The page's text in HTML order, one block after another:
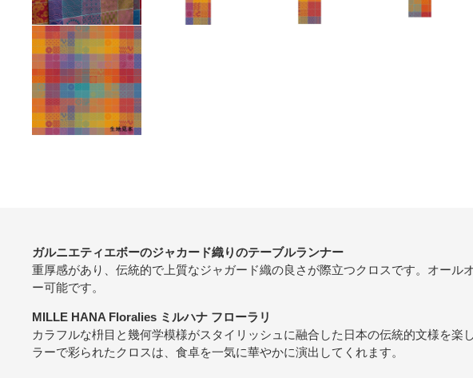
ガルニエティエボーのジャカード織りのテーブルランナー
重厚感があり、伝統的で上質なジャガード織の良さが際立つクロスです。オール
ー可能です。
MILLE HANA Floralies ミルハナ フローラリ
カラフルな枡目と幾何学模様がスタイリッシュに融合した日本の伝統的文様を楽
ラーで彩られたクロスは、食卓を一気に華やかに演出してくれます。